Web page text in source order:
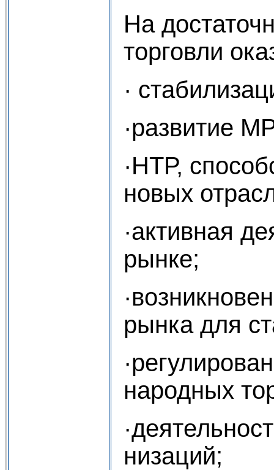
На
торговли
·
·развитие
·НТР,
новых
·активная
рынке;
рынка для
народных
низаций;